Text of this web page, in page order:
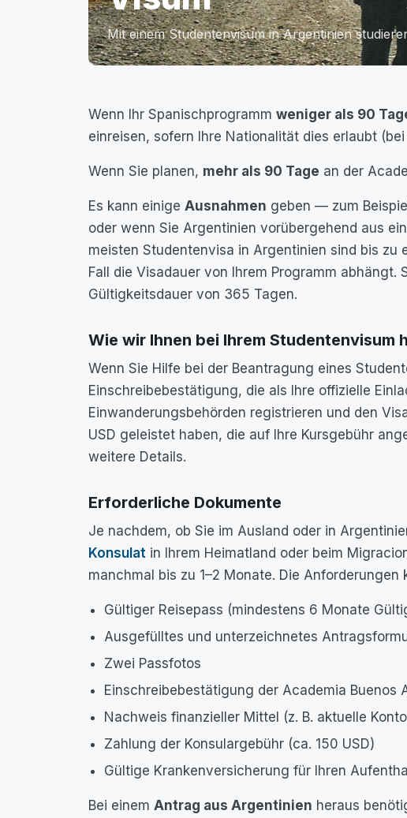
Mit einem Studentenvisum in Argentinien
Wenn Ihr Spanischprogramm weniger als 90
einreisen, sofern Ihre Nationalität dies erlaubt
Wenn Sie planen, mehr als 90 Tage an der
Es kann einige Ausnahmen geben — zum
oder wenn Sie Argentinien vorübergehend aus
meisten Studentenvisa in Argentinien sind bis
Fall die Visadauer von Ihrem Programm
Gültigkeitsdauer von 365 Tagen.
Wie wir Ihnen bei Ihrem Studentenvisum
Wenn Sie Hilfe bei der Beantragung eines
Einschreibebestätigung, die als Ihre offizielle
Einwanderungsbehörden registrieren und den
USD geleistet haben, die auf Ihre Kursgebühr
weitere Details.
Erforderliche Dokumente
Je nachdem, ob Sie im Ausland oder in
Konsulat in Ihrem Heimatland oder beim
manchmal bis zu 1–2 Monate. Die
Gültiger Reisepass (mindestens 6 Monate
Ausgefülltes und unterzeichnetes
Zwei Passfotos
Einschreibebestätigung der Academia Buenos
Nachweis finanzieller Mittel (z. B. aktuelle
Zahlung der Konsulargebühr (ca. 150 USD)
Gültige Krankenversicherung für Ihren
Bei einem Antrag aus Argentinien heraus